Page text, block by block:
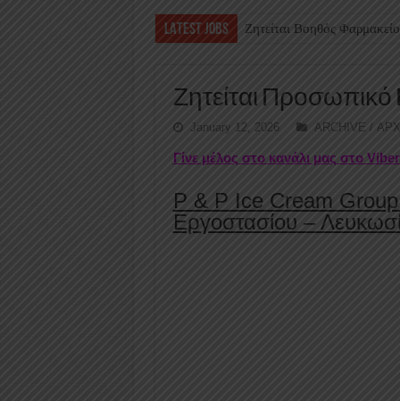
LATEST JOBS Ζητείται Βοηθός
Ζητείται
January 12, 2026 ARCHIVE /
Γίνε μέλος στο κανάλι μας στο
P & P Ice Cream
Εργοστασίου –